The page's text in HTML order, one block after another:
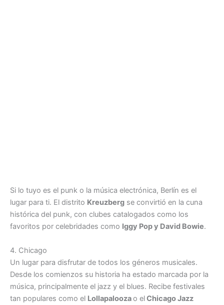
Si lo tuyo es el punk o la música electrónica, Berlín es el
lugar para ti. El distrito Kreuzberg se convirtió en la cuna
histórica del punk, con clubes catalogados como los
favoritos por celebridades como Iggy Pop y David Bowie.
4. Chicago
Un lugar para disfrutar de todos los géneros musicales.
Desde los comienzos su historia ha estado marcada por la
música, principalmente el jazz y el blues. Recibe festivales
tan populares como el Lollapaloozao elChicago Jazz